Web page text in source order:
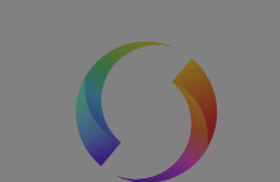
som användarinloggning
kan inte
nödvändiga cookies.
Leverantör
Domän